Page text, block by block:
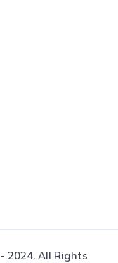
2024. All Rights